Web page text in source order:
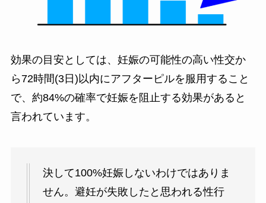
効果の目安としては、妊娠の可能性の高い性交か
ら72時間(3日)以内にアフターピルを服用すること
で、約84%の確率で妊娠を阻止する効果があると
言われています。
決して100%妊娠しないわけではありま
せん。避妊が失敗したと思われる性行